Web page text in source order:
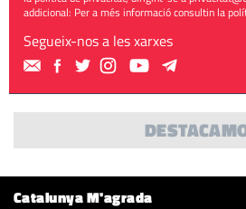
addicional: Per a més informació consultin la
Segueix-nos a les xarxes
Catalunya M'agrada